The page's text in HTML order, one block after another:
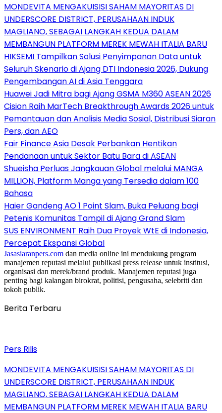
MONDEVITA MENGAKUISISI SAHAM MAYORITAS DI
UNDERSCORE DISTRICT, PERUSAHAAN INDUK
MAGLIANO, SEBAGAI LANGKAH KEDUA DALAM
MEMBANGUN PLATFORM MEREK MEWAH ITALIA BARU
HIKSEMI Tampilkan Solusi Penyimpanan Data untuk
Seluruh Skenario di Ajang DTI Indonesia 2026, Dukung
Pengembangan AI di Asia Tenggara
Huawei Jadi Mitra bagi Ajang GSMA M360 ASEAN 2026
Cision Raih MarTech Breakthrough Awards 2026 untuk
Pemantauan dan Analisis Media Sosial, Distribusi Siaran
Pers, dan AEO
Fair Finance Asia Desak Perbankan Hentikan
Pendanaan untuk Sektor Batu Bara di ASEAN
Shueisha Perluas Jangkauan Global melalui MANGA
MILLION, Platform Manga yang Tersedia dalam 100
Bahasa
Haier Gandeng AO 1 Point Slam, Buka Peluang bagi
Petenis Komunitas Tampil di Ajang Grand Slam
SUS ENVIRONMENT Raih Dua Proyek WtE di Indonesia,
Percepat Ekspansi Global
Jasasiaranpers.com dan media online ini mendukung program
manajemen reputasi melalui publikasi press release untuk institusi,
organisasi dan merek/brand produk. Manajemen reputasi juga
penting bagi kalangan birokrat, politisi, pengusaha, selebriti dan
tokoh publik.
Berita Terbaru
Pers Rilis
MONDEVITA MENGAKUISISI SAHAM MAYORITAS DI
UNDERSCORE DISTRICT, PERUSAHAAN INDUK
MAGLIANO, SEBAGAI LANGKAH KEDUA DALAM
MEMBANGUN PLATFORM MEREK MEWAH ITALIA BARU